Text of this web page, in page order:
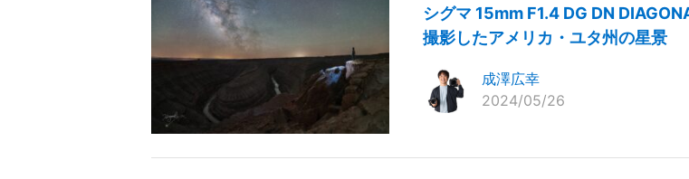
シグマ 15mm F1.4 DG DN
撮影したアメリカ・ユタ州の星景
成澤広幸
2024/05/26